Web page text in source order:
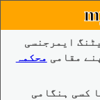
ایمرجنسی
مقامی محکمہ
کسی ہنگامی